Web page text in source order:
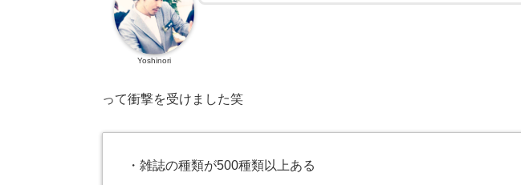
Yoshinori
って衝撃を受けました笑
・雑誌の種類が500種類以上ある